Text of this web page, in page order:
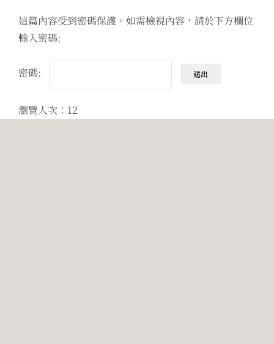
content
這篇內容受到密碼保護。如需檢視內容，請於下方欄位
輸入密碼:
密碼:
瀏覽人次：12